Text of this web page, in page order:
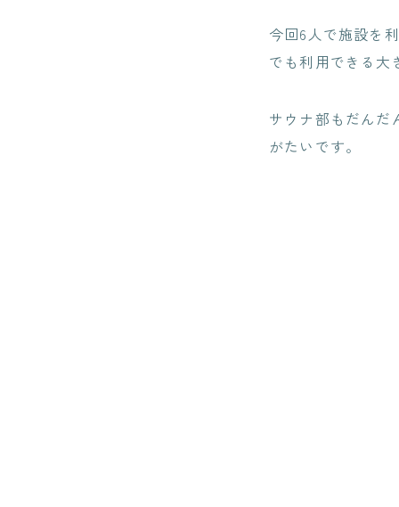
今回6人で施設を
でも利用できる大
サウナ部もだんだ
がたいです。